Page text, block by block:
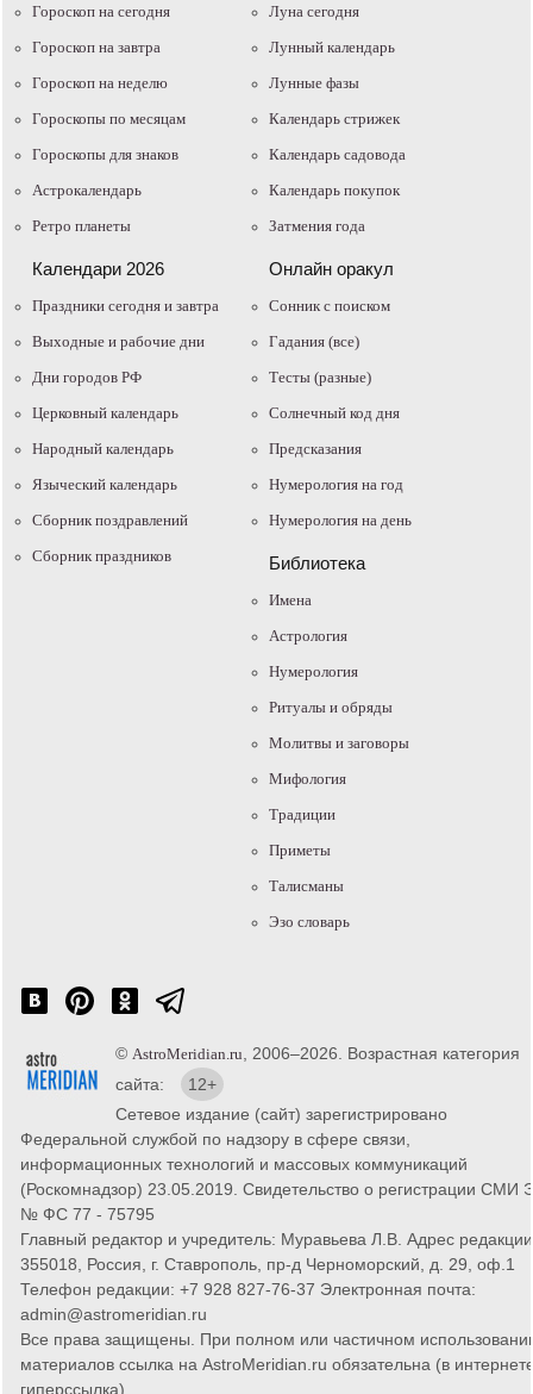
Гороскоп на сегодня
Гороскоп на завтра
Гороскоп на неделю
Гороскопы по месяцам
Гороскопы для знаков
Астрокалендарь
Ретро планеты
Луна сегодня
Лунный календарь
Лунные фазы
Календарь стрижек
Календарь садовода
Календарь покупок
Затмения года
Календари 2026
Праздники сегодня и завтра
Выходные и рабочие дни
Дни городов РФ
Церковный календарь
Народный календарь
Языческий календарь
Сборник поздравлений
Сборник праздников
Онлайн оракул
Cонник с поиском
Гадания (все)
Тесты (разные)
Солнечный код дня
Предсказания
Нумерология на год
Нумерология на день
Библиотека
Имена
Астрология
Нумерология
Ритуалы и обряды
Молитвы и заговоры
Мифология
Традиции
Приметы
Талисманы
Эзо словарь
© AstroMeridian.ru , 2006–2026. Возрастная категория
сайта:
12+
Сетевое издание (сайт) зарегистрировано
Федеральной службой по надзору в сфере связи,
информационных технологий и массовых коммуникаций
(Роскомнадзор) 23.05.2019. Свидетельство о регистрации СМИ
№ ФС 77 - 75795
Главный редактор и учредитель: Муравьева Л.В. Адрес
355018, Россия, г. Ставрополь, пр-д Черноморский, д. 29, оф.1
Телефон редакции: +7 928 827-76-37 Электронная почта:
admin@astromeridian.ru
Все права защищены. При полном или частичном
материалов ссылка на AstroMeridian.ru обязательна (в
гиперссылка).